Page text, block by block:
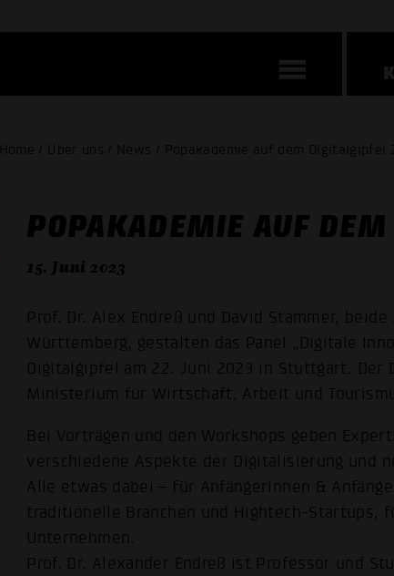
Home / Über uns / News / Popakademie auf dem Digitalgipfel
POPAKADEMIE AUF
15. Juni 2023
Prof. Dr. Alex Endreß und David Stammer,
Württemberg, gestalten das Panel „Digitale
Digitalgipfel am 22. Juni 2023 in Stuttgart.
Ministerium für Wirtschaft, Arbeit und
Bei Vorträgen und den Workshops geben
verschiedene Aspekte der Digitalisierung und
Alle etwas dabei – für Anfängerinnen &
traditionelle Branchen und Hightech-Startups,
Unternehmen.
Prof. Dr. Alexander Endreß ist Professor und